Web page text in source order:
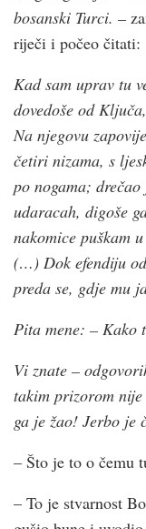
bosanski Turci. –
riječi i počeo čitati:
Kad sam uprav tu
dovedoše od
Na njegovu
četiri nizama, s
po nogama;
udaracah, digoše
nakomice puškam
(…) Dok efendiju
preda se, gdje mu
Pita mene: – Kako
Vi znate –
takim prizorom
ga je žao! Jerbo je
– Što je to o čemu
– To je stvarnost